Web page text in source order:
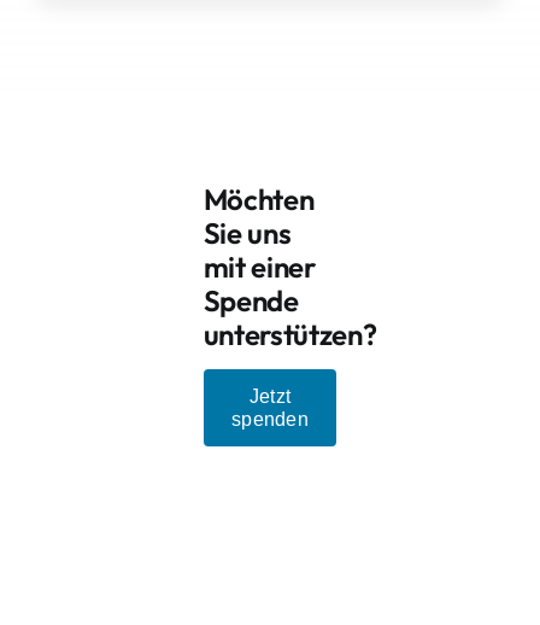
Möchten
Sie uns
mit einer
Spende
unterstützen?
Jetzt
spenden